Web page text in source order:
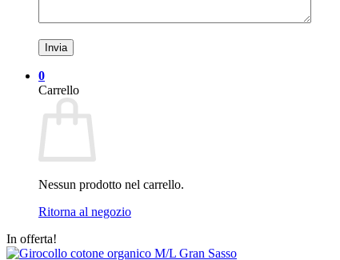
0
Carrello
Nessun prodotto nel carrello.
Ritorna al negozio
In offerta!